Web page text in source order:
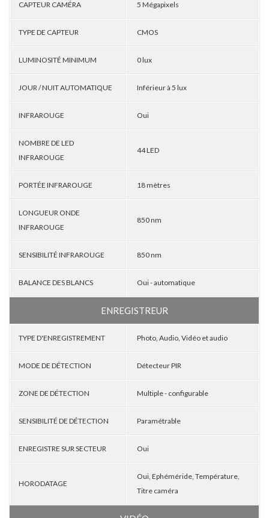
CAPTEUR CAMÉRA 5 Mégapixels
TYPE DE CAPTEUR CMOS
LUMINOSITÉ MINIMUM 0 lux
JOUR / NUIT AUTOMATIQUE Inférieur à 5 lux
INFRAROUGE Oui
NOMBRE DE LED
INFRAROUGE
44 LED
PORTÉE INFRAROUGE 18 mètres
LONGUEUR ONDE
INFRAROUGE
850 nm
SENSIBILITÉ INFRAROUGE 850 nm
BALANCE DES BLANCS Oui - automatique
ENREGISTREUR
TYPE D'ENREGISTREMENT Photo, Audio, Vidéo et audio
MODE DE DÉTECTION Détecteur PIR
ZONE DE DÉTECTION Multiple - configurable
SENSIBILITÉ DE DÉTECTION Paramétrable
ENREGISTRE SUR SECTEUR Oui
HORODATAGE
Oui, Ephéméride, Température,
Titre caméra